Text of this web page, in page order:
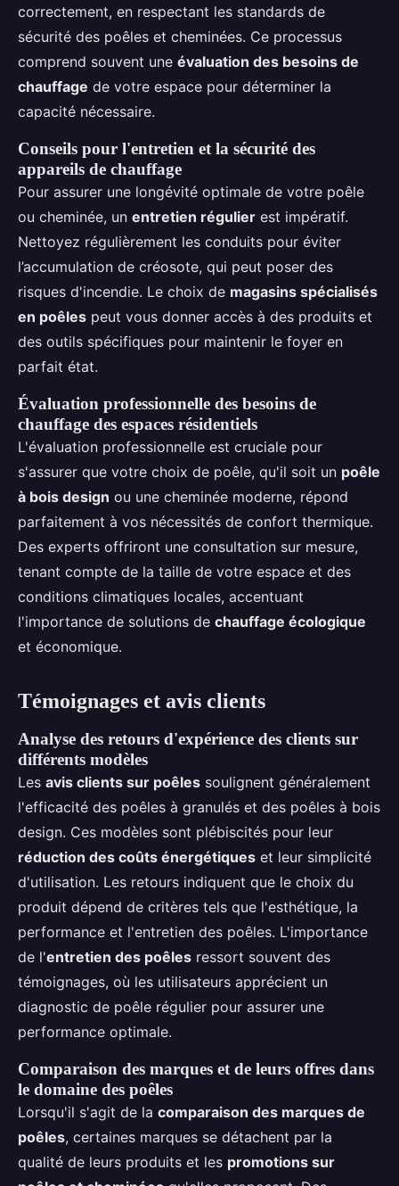
correctement, en respectant les standards de
sécurité des poêles et cheminées. Ce processus
comprend souvent une évaluation des besoins de
chauffage de votre espace pour déterminer la
capacité nécessaire.
Conseils pour l'entretien et la sécurité des
appareils de chauffage
Pour assurer une longévité optimale de votre poêle
ou cheminée, un entretien régulier est impératif.
Nettoyez régulièrement les conduits pour éviter
l’accumulation de créosote, qui peut poser des
risques d'incendie. Le choix de magasins spécialisés
en poêles peut vous donner accès à des produits et
des outils spécifiques pour maintenir le foyer en
parfait état.
Évaluation professionnelle des besoins de
chauffage des espaces résidentiels
L'évaluation professionnelle est cruciale pour
s'assurer que votre choix de poêle, qu'il soit un poêle
à bois design ou une cheminée moderne, répond
parfaitement à vos nécessités de confort thermique.
Des experts offriront une consultation sur mesure,
tenant compte de la taille de votre espace et des
conditions climatiques locales, accentuant
l'importance de solutions de chauffage écologique
et économique.
Témoignages et avis clients
Analyse des retours d'expérience des clients sur
différents modèles
Les avis clients sur poêles soulignent généralement
l'efficacité des poêles à granulés et des poêles à bois
design. Ces modèles sont plébiscités pour leur
réduction des coûts énergétiques et leur simplicité
d'utilisation. Les retours indiquent que le choix du
produit dépend de critères tels que l'esthétique, la
performance et l'entretien des poêles. L'importance
de l'entretien des poêles ressort souvent des
témoignages, où les utilisateurs apprécient un
diagnostic de poêle régulier pour assurer une
performance optimale.
Comparaison des marques et de leurs offres dans
le domaine des poêles
Lorsqu'il s'agit de la comparaison des marques de
poêles, certaines marques se détachent par la
qualité de leurs produits et les promotions sur